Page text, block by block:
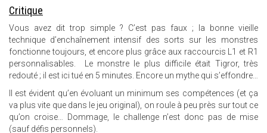
Critique
Vous avez dit trop simple ? C’est pas faux ; la bonne vieille
technique d’enchaînement intensif des sorts sur les monstres
fonctionne toujours, et encore plus grâce aux raccourcis L1 et R1
personnalisables. Le monstre le plus difficile était Tigror, très
redouté ; il est ici tué en 5 minutes. Encore un mythe qui s’effondre…
Il est évident qu’en évoluant un minimum ses compétences (et ça
va plus vite que dans le jeu original), on roule à peu près sur tout ce
qu’on croise… Dommage, le challenge n’est donc pas de mise
(sauf défis personnels).